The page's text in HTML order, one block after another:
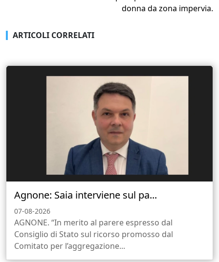
donna da zona impervia.
ARTICOLI CORRELATI
Agnone: Saia interviene sul pa...
07-08-2026
AGNONE. “In merito al parere espresso dal
Consiglio di Stato sul ricorso promosso dal
Comitato per l’aggregazione...